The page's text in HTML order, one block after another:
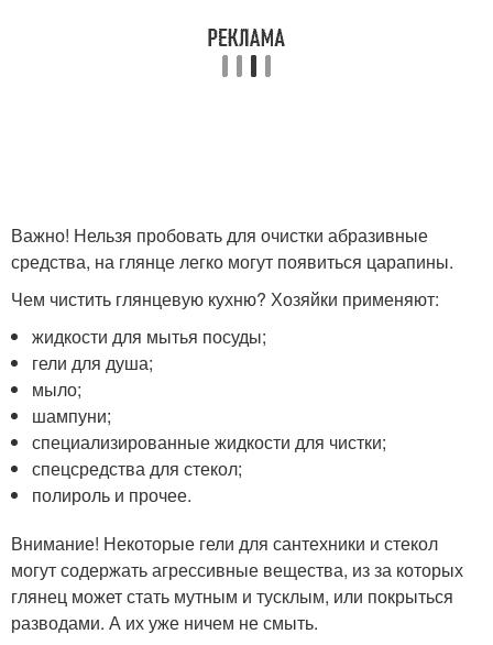
Важно! Нельзя пробовать для очистки абразивные
средства, на глянце легко могут появиться царапины.
Чем чистить глянцевую кухню? Хозяйки применяют:
жидкости для мытья посуды;
гели для душа;
мыло;
шампуни;
специализированные жидкости для чистки;
спецсредства для стекол;
полироль и прочее.
Внимание! Некоторые гели для сантехники и стекол
могут содержать агрессивные вещества, из за которых
глянец может стать мутным и тусклым, или покрыться
разводами. А их уже ничем не смыть.